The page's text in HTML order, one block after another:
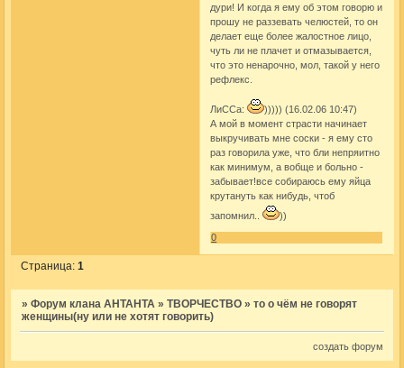
дури! И когда я ему об этом говорю и
прошу не раззевать челюстей, то он
делает еще более жалостное лицо,
чуть ли не плачет и отмазывается,
что это ненарочно, мол, такой у него
рефлекс.
ЛиССа:
))))) (16.02.06 10:47)
А мой в момент страсти начинает
выкручивать мне соски - я ему сто
раз говорила уже, что бли непряитно
как минимум, а вобще и больно -
забывает!все собираюсь ему яйца
крутануть как нибудь, чтоб
запомнил..
))
0
Страница:1
»Форум клана АНТАНТА »ТВОРЧЕСТВО »то о чём не говорят
женщины(ну или не хотят говорить)
создать форум